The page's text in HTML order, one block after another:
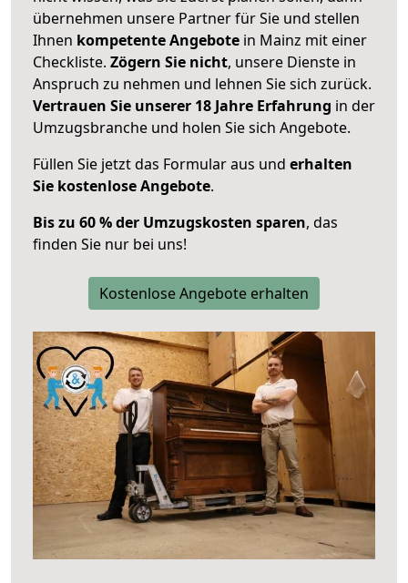
übernehmen unsere Partner für Sie und stellen
Ihnen kompetente Angebote in Mainz mit einer
Checkliste. Zögern Sie nicht, unsere Dienste in
Anspruch zu nehmen und lehnen Sie sich zurück.
Vertrauen Sie unserer 18 Jahre Erfahrung in der
Umzugsbranche und holen Sie sich Angebote.
Füllen Sie jetzt das Formular aus und erhalten
Sie kostenlose Angebote.
Bis zu 60 % der Umzugskosten sparen, das
finden Sie nur bei uns!
Kostenlose Angebote erhalten